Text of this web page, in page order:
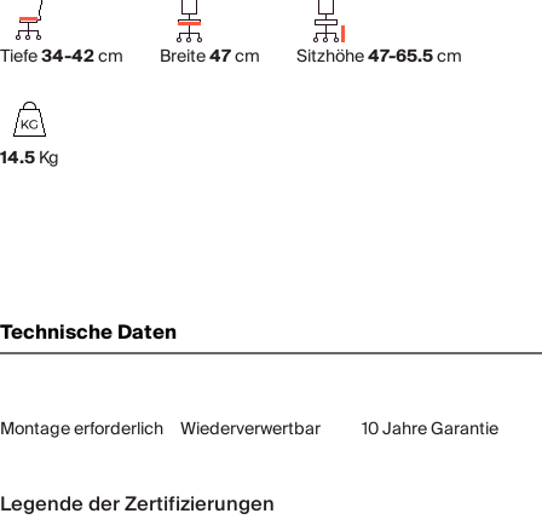
Tiefe34-42cm Breite47cm Sitzhöhe47-65.5cm
14.5Kg
Technische Daten
Montage erforderlich Wiederverwertbar 10 Jahre Garantie
Legende der Zertifizierungen